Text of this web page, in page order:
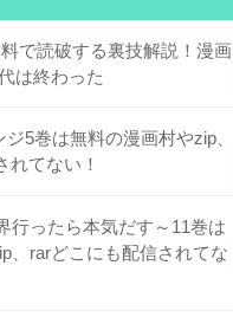
で読破する裏技解説！漫画
は終わった
5巻は無料の漫画村やzip、
れてない！
行ったら本気だす～11巻は
、rarどこにも配信されてな